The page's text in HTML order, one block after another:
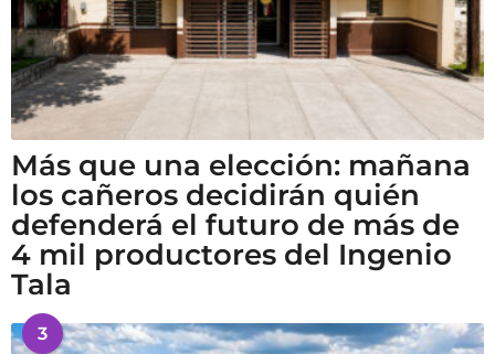
Más que una elección: mañana
los cañeros decidirán quién
defenderá el futuro de más de
4 mil productores del Ingenio
Tala
3